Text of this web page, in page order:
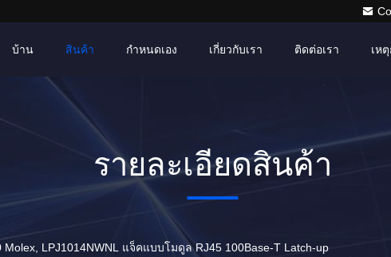
บ้าน สินค้า เกี่ยวกับเรา ติดต่อเรา เห
กำหนดเอง
รายละเอียดสินค้า
Molex, LPJ1014NWNL แจ็คแบบโมดูล RJ45 100Base-T Latch-up